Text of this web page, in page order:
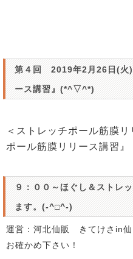
第４回 2019年2月26日(火)
ース講習』(*^▽^*)
＜ストレッチポール筋膜
ポール筋膜リリース講習』
９：００～ほぐし＆ストレ
ます。(-^□^-)
運営：河北仙販 きてけさin仙
お確かめ下さい！